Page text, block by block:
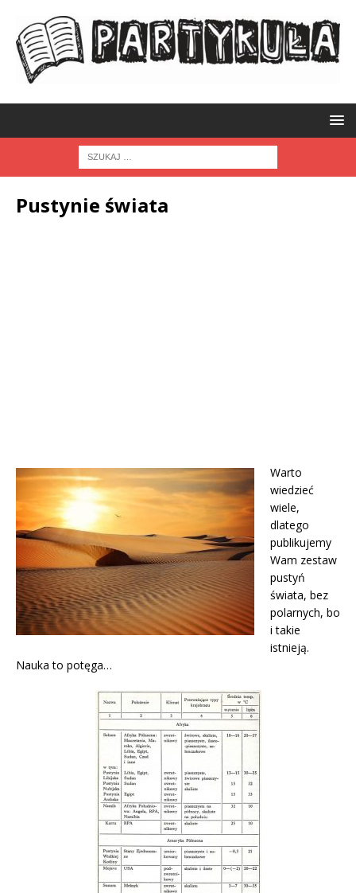
Pustynie świata
Warto
wiedzieć
wiele,
dlatego
publikujemy
Wam zestaw
pustyń
świata, bez
polarnych, bo
i takie
istnieją.
Nauka to potęga…